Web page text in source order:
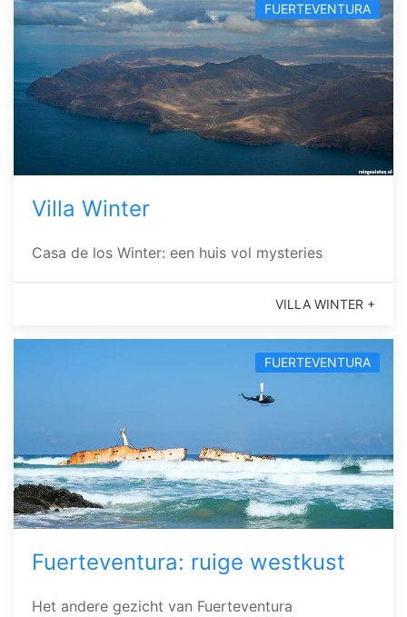
FUERTEVENTURA
Villa Winter
Casa de los Winter: een huis vol mysteries
VILLA WINTER +
FUERTEVENTURA
Fuerteventura: ruige westkust
Het andere gezicht van Fuerteventura